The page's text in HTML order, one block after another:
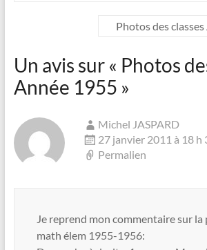
Photos des
Un avis sur « Photos
Année 1955 »
Michel JASPARD
27 janvier 2011 à 18 h
Permalien
Je reprend mon commentaire sur la
math élem 1955-1956: